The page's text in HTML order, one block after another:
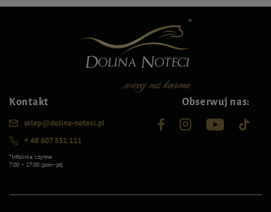
Kontakt
sklep@dolina-noteci.pl
+ 48 607 551 111
*Infolinia czynna
7:00 – 17:00 (pon–pt)
Obserwuj nas: